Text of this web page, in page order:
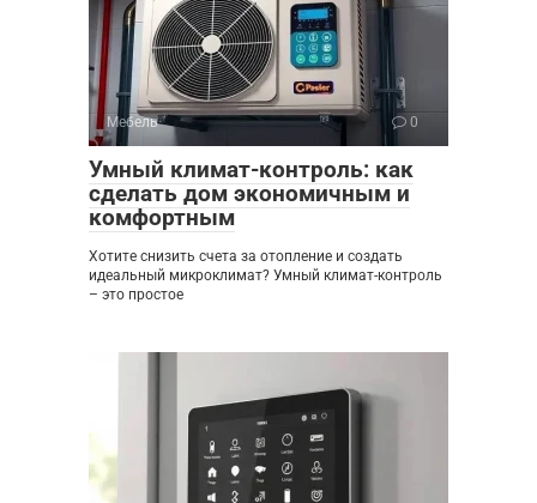
Мебель 0
Умный климат-контроль: как
сделать дом экономичным и
комфортным
Хотите снизить счета за отопление и создать
идеальный микроклимат? Умный климат-контроль
– это простое